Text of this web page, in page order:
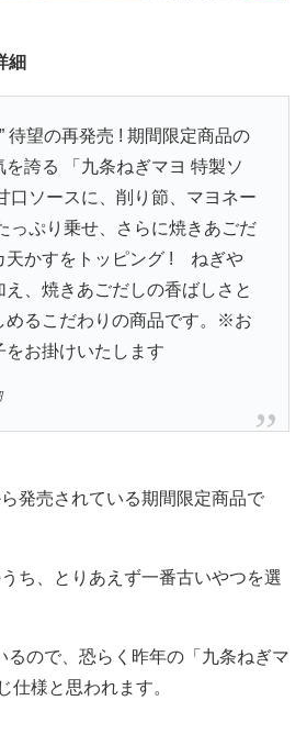
細
待望の再発売 ! 期間限定商品の
誇る 「九条ねぎマヨ 特製ソ
口ソースに、削り節、マヨネー
っぷり乗せ、さらに焼きあごだ
天かすをトッピング ! ねぎや
、焼きあごだしの香ばしさと
めるこだわりの商品です。※お
お掛けいたします
発売されている期間限定商品で
ち、とりあえず一番古いやつを選
るので、恐らく昨年の「九条ねぎマ
仕様と思われます。